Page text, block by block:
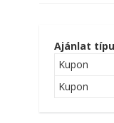
Ajánlat
Kupon
Kupon